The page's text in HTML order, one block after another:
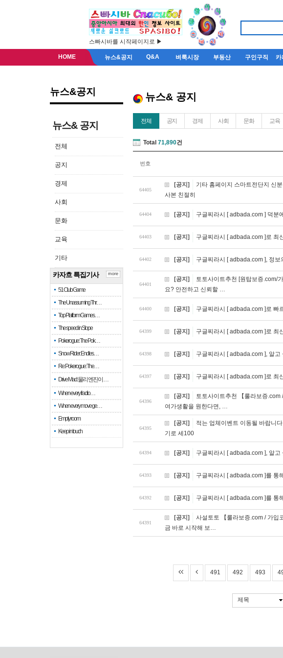
스빠시바를 시작페이지로 ▶
HOME 뉴스&공지 Q&A 벼룩시장 부동산 구인구직 카
뉴스&공지
뉴스& 공지
전체
공지
경제
사회
문화
교육
기타
카자흐 특집기사
51 Club Game
The Unassuming Thr…
Top Platform Games…
The speed in Slope
Pokerogue: The Pok…
Snow Rider: Endles…
Re: Pokerogue: The…
Drive Mad: 물리 엔진이 …
When every fractio…
When every move ge…
Empty room
Keep in touch
more
뉴스& 공지
전체 공지 경제 사회 문화 교육
Total 71,890건
번호
64405
[공지]
기타 홈페이지 스마트전단지 신
사본 친절히
64404 [공지] 구글찌라시 [ adbada.com ] 덕분
64403 [공지] 구글찌라시 [ adbada.com ]로 최
64402 [공지] 구글찌라시 [ adbada.com ], 정
64401
[공지]
토토사이트추천 [원탑보증.com/
요? 안전하고 신뢰할 …
64400 [공지] 구글찌라시 [ adbada.com ]로 빠
64399 [공지] 구글찌라시 [ adbada.com ]로 최
64398 [공지] 구글찌라시 [ adbada.com ], 알
64397 [공지] 구글찌라시 [ adbada.com ]로 최
64396
[공지]
토토사이트추천 【룰라보증
여가생활을 원한다면, …
64395
[공지]
적는 업체이벤트 이동될 바랍니
기로 세100
64394 [공지] 구글찌라시 [ adbada.com ], 알
64393 [공지] 구글찌라시 [ adbada.com ]를 통
64392 [공지] 구글찌라시 [ adbada.com ]를 통
64391
[공지]
사설토토 【룰라보증.com / 가입
금 바로 시작해 보…
491 492 493
제목